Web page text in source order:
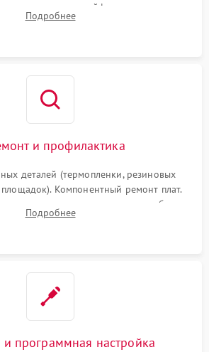
целостности шлейфов, контактов
(датчиков прохождения и наличия
Подробнее
и профилактика
деталей (термопленки, резиновых
Компонентный ремонт плат.
тракта печати, контактов и линз блока
от просыпанного тонера и пыли.
Подробнее
и программная настройка